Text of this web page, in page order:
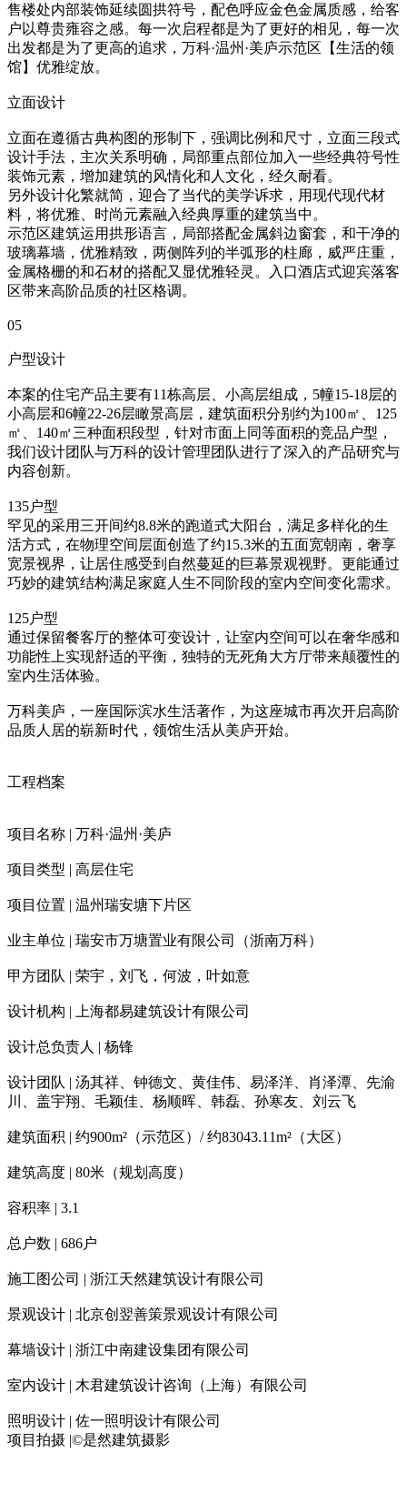
售楼处内部装饰延续圆拱符号，配色呼应金色金属质感，给客
户以尊贵雍容之感。每一次启程都是为了更好的相见，每一次
出发都是为了更高的追求，万科·温州·美庐示范区【生活的领
馆】优雅绽放。
立面设计
立面在遵循古典构图的形制下，强调比例和尺寸，立面三段式
设计手法，主次关系明确，局部重点部位加入一些经典符号性
装饰元素，增加建筑的风情化和人文化，经久耐看。
另外设计化繁就简，迎合了当代的美学诉求，用现代现代材
料，将优雅、时尚元素融入经典厚重的建筑当中。
示范区建筑运用拱形语言，局部搭配金属斜边窗套，和干净的
玻璃幕墙，优雅精致，两侧阵列的半弧形的柱廊，威严庄重，
金属格栅的和石材的搭配又显优雅轻灵。入口酒店式迎宾落客
区带来高阶品质的社区格调。
05
户型设计
本案的住宅产品主要有11栋高层、小高层组成，5幢15-18层的
小高层和6幢22-26层瞰景高层，建筑面积分别约为100㎡、125
㎡、140㎡三种面积段型，针对市面上同等面积的竞品户型，
我们设计团队与万科的设计管理团队进行了深入的产品研究与
内容创新。
135户型
罕见的采用三开间约8.8米的跑道式大阳台，满足多样化的生
活方式，在物理空间层面创造了约15.3米的五面宽朝南，奢享
宽景视界，让居住感受到自然蔓延的巨幕景观视野。更能通过
巧妙的建筑结构满足家庭人生不同阶段的室内空间变化需求。
125户型
通过保留餐客厅的整体可变设计，让室内空间可以在奢华感和
功能性上实现舒适的平衡，独特的无死角大方厅带来颠覆性的
室内生活体验。
万科美庐，一座国际滨水生活著作，为这座城市再次开启高阶
品质人居的崭新时代，领馆生活从美庐开始。
工程档案
项目名称 | 万科·温州·美庐
项目类型 | 高层住宅
项目位置 | 温州瑞安塘下片区
业主单位 | 瑞安市万塘置业有限公司（浙南万科）
甲方团队 | 荣宇，刘飞，何波，叶如意
设计机构 | 上海都易建筑设计有限公司
设计总负责人 | 杨锋
设计团队 | 汤其祥、钟德文、黄佳伟、易泽洋、肖泽潭、先渝
川、盖宇翔、毛颖佳、杨顺晖、韩磊、孙寒友、刘云飞
建筑面积 | 约900m²（示范区）/ 约83043.11m²（大区）
建筑高度 | 80米（规划高度）
容积率 | 3.1
总户数 | 686户
施工图公司 | 浙江天然建筑设计有限公司
景观设计 | 北京创翌善策景观设计有限公司
幕墙设计 | 浙江中南建设集团有限公司
室内设计 | 木君建筑设计咨询（上海）有限公司
照明设计 | 佐一照明设计有限公司
项目拍摄 |©是然建筑摄影